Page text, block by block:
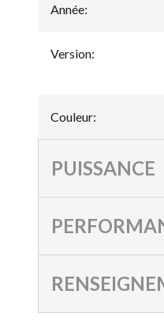
Année:
Version:
Couleur:
PUISSANCE